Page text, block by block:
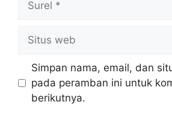
web
Simpan nama, email, dan
pada peramban ini untuk
berikutnya.